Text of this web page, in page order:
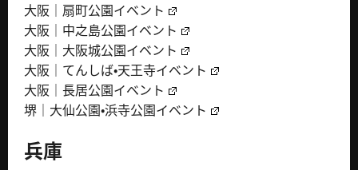
大阪｜扇町公園イベント
大阪｜中之島公園イベント
大阪｜大阪城公園イベント
大阪｜てんしば・天王寺イベント
大阪｜長居公園イベント
堺｜大仙公園・浜寺公園イベント
兵庫